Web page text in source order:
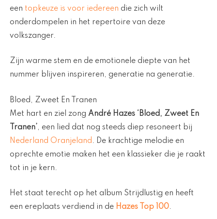
een topkeuze is voor iedereen die zich wilt
onderdompelen in het repertoire van deze
volkszanger.
Zijn warme stem en de emotionele diepte van het
nummer blijven inspireren, generatie na generatie.
Bloed, Zweet En Tranen
Met hart en ziel zong André Hazes ‘Bloed, Zweet En
Tranen’, een lied dat nog steeds diep resoneert bij
Nederland Oranjeland . De krachtige melodie en
oprechte emotie maken het een klassieker die je raakt
tot in je kern.
Het staat terecht op het album Strijdlustig en heeft
een ereplaats verdiend in de Hazes Top 100.